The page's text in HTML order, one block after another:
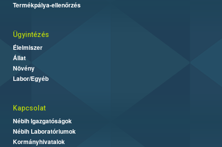
Termékpálya-ellenőrzés
Ügyintézés
Élelmiszer
Állat
Növény
Labor/Egyéb
Kapcsolat
Nébih Igazgatóságok
Nébih Laboratóriumok
Kormányhivatalok